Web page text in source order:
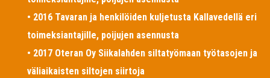
• 2016 Tavaran ja henkilöiden kuljetusta Kallavedellä eri
toimeksiantajille, poijujen asennusta
• 2017 Oteran Oy Siikalahden siltatyömaan työtasojen ja
väliaikaisten siltojen siirtoja